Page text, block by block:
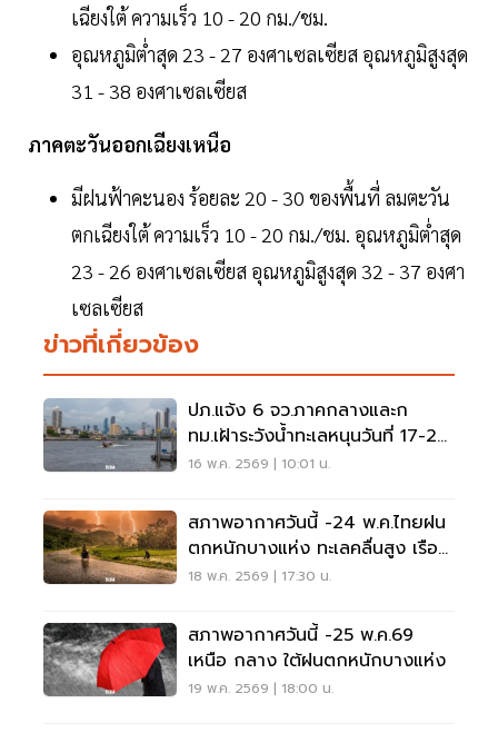
เฉียงใต้ ความเร็ว 10 - 20 กม./ชม.
อุณหภูมิต่ำสุด 23 - 27 องศาเซลเซียส อุณหภูมิสูงสุด
31 - 38 องศาเซลเซียส
ภาคตะวันออกเฉียงเหนือ
มีฝนฟ้าคะนอง ร้อยละ 20 - 30 ของพื้นที่ ลมตะวัน
ตกเฉียงใต้ ความเร็ว 10 - 20 กม./ชม. อุณหภูมิต่ำสุด
23 - 26 องศาเซลเซียส อุณหภูมิสูงสุด 32 - 37 องศา
เซลเซียส
ข่าวที่เกี่ยวข้อง
ปภ.แจ้ง 6 จว.ภาคกลางและก
ทม.เฝ้าระวังน้ำทะเลหนุนวันที่ 17-24
พ.ค.69
16 พ.ค. 2569 | 10:01 น.
สภาพอากาศวันนี้ -24 พ.ค.ไทยฝน
ตกหนักบางแห่ง ทะเลคลื่นสูง เรือ
เล็กงดออกจากฝั่ง
18 พ.ค. 2569 | 17:30 น.
สภาพอากาศวันนี้ -25 พ.ค.69
เหนือ กลาง ใต้ฝนตกหนักบางแห่ง
19 พ.ค. 2569 | 18:00 น.